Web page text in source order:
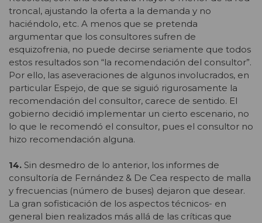
troncal, ajustando la oferta a la demanda y no
haciéndolo, etc. A menos que se pretenda
argumentar que los consultores sufren de
esquizofrenia, no puede decirse seriamente que todos
estos resultados son “la recomendación del consultor”.
Por ello, las aseveraciones de algunos involucrados, en
particular Espejo, de que se siguió rigurosamente la
recomendación del consultor, carece de sentido. El
gobierno decidió implementar un cierto escenario, no
lo que le recomendó el consultor, pues el consultor no
hizo recomendación alguna.
14. Sin desmedro de lo anterior, los informes de
consultoría de Fernández & De Cea respecto de malla
y frecuencias (número de buses) dejaron que desear.
La gran sofisticación de los aspectos técnicos- en
general bien realizados más allá de las críticas que